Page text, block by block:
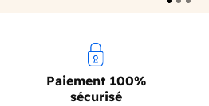
Paiement 100%
sécurisé